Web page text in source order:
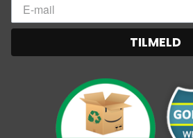
TILMELD